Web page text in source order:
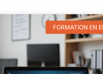
FORMATION EN